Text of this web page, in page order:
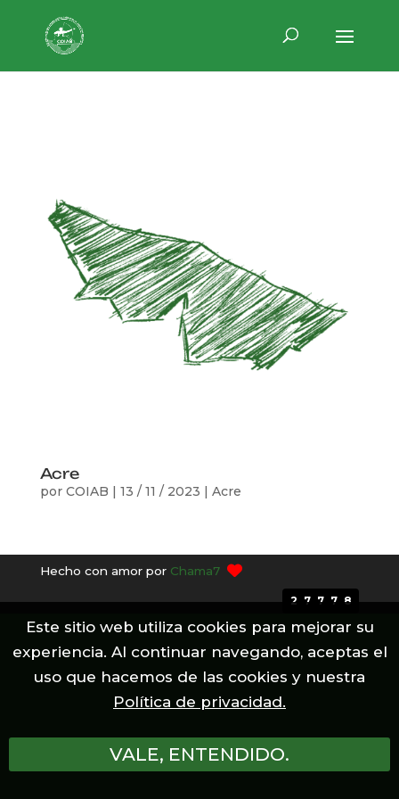
Acre
por COIAB 13 / 11 / 2023 Acre
Hecho con amor por Chama7
27778
Este sitio web utiliza cookies para mejorar su
experiencia. Al continuar navegando, aceptas el
uso que hacemos de las cookies y nuestra
Política de privacidad.
VALE, ENTENDIDO.